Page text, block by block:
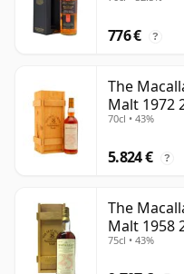
776 € ?
The
Malt 1972
70cl • 43%
5.824 € ?
The
Malt 1958
75cl • 43%